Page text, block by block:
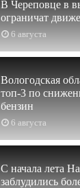
6 августа
В Череповце в
ограничат
6 августа
Вологодская
топ-3 по
бензин
С начала лета
заблудились